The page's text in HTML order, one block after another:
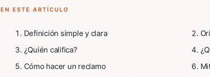
EN ESTE ARTÍCULO
Definición simple y clara
¿Quién califica?
Cómo hacer un reclamo